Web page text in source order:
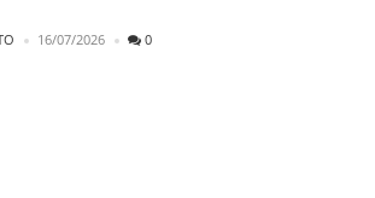
16/07/2026 0